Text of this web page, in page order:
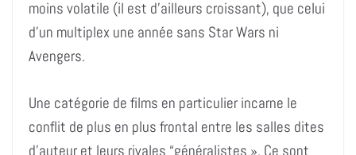
moins volatile (il est d’ailleurs croissant), que celui
d’un multiplex une année sans Star Wars ni
Avengers.
Une catégorie de films en particulier incarne le
conflit de plus en plus frontal entre les salles dites
d’auteur et leurs rivales “généralistes ». Ce sont